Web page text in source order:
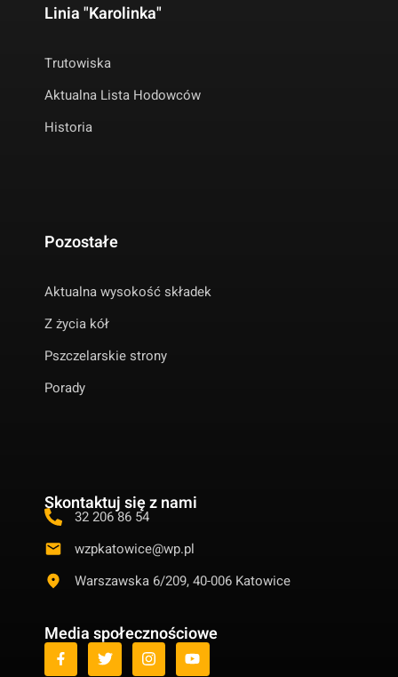
Linia "Karolinka"
Trutowiska
Aktualna Lista Hodowców
Historia
Pozostałe
Aktualna wysokość składek
Z życia kół
Pszczelarskie strony
Porady
Skontaktuj się z nami
32 206 86 54
wzpkatowice@wp.pl
Warszawska 6/209, 40-006 Katowice
Media społecznościowe